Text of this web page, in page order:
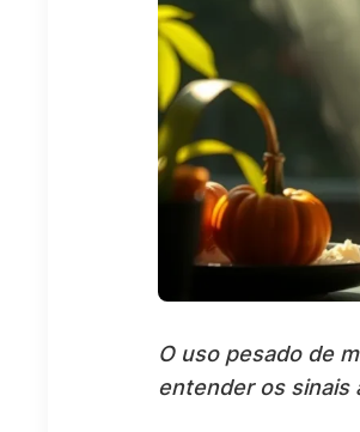
O uso pesado de
entender os sinais